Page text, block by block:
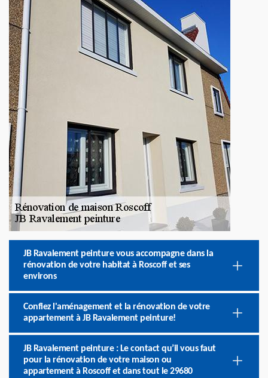
JB Ravalement peinture vous accompagne dans la
rénovation de votre habitat à Roscoff et ses
environs
Confiez l'aménagement et la rénovation de votre
appartement à JB Ravalement peinture!
JB Ravalement peinture : Le contact qu’il vous faut
pour la rénovation de votre maison ou
appartement à Roscoff et dans tout le 29680